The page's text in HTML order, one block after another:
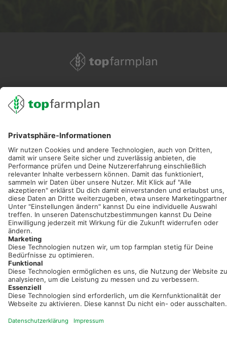
service@topfarmplan.de
Sei immer auf dem Laufenden!
Neue Features, spannende Tipps und hilfreiche Anleitungen!
Registriere dich kostenlos!
einfach und bequem!
Kostenlos registrieren & sofort starten